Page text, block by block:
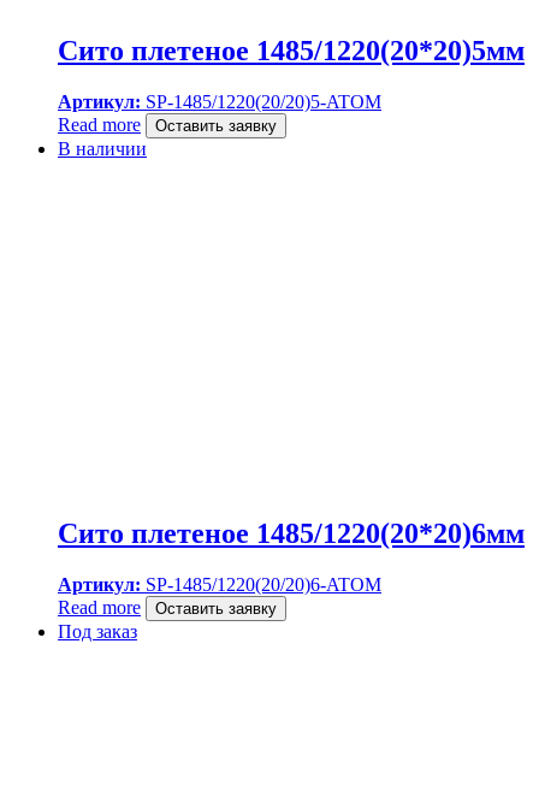
Сито плетеное 1485/1220(20*20)5мм
Артикул: SP-1485/1220(20/20)5-ATOM
Read more
Оставить заявку
В наличии
Сито плетеное 1485/1220(20*20)6мм
Артикул: SP-1485/1220(20/20)6-ATOM
Read more
Оставить заявку
Под заказ